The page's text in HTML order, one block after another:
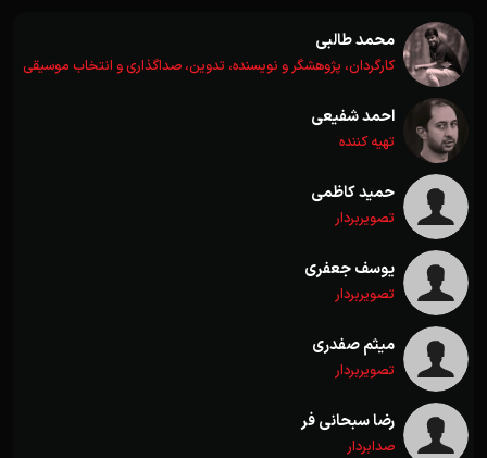
محمد طالبی
کارگردان، پژوهشگر و نویسنده، تدوین، صداگذاری و انتخاب موسیقی
احمد شفیعی
تهیه کننده
حمید کاظمی
تصویربردار
یوسف جعفری
تصویربردار
میثم صفدری
تصویربردار
رضا سبحانی فر
صدابردار